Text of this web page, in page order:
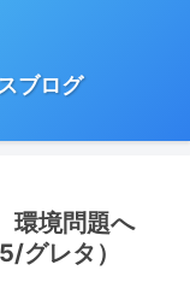
ブログ
境問題へ
グレタ）